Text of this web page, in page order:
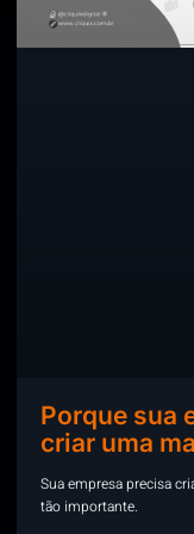
Porque sua
criar uma
Sua empresa precisa
tão importante.